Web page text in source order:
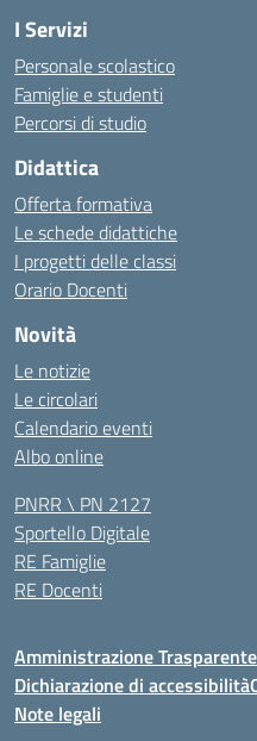
I Servizi
Personale scolastico
Famiglie e studenti
Percorsi di studio
Didattica
Offerta formativa
Le schede didattiche
I progetti delle classi
Orario Docenti
Novità
Le notizie
Le circolari
Calendario eventi
Albo online
PNRR \ PN 2127
Sportello Digitale
RE Famiglie
RE Docenti
Amministrazione Trasparente
Dichiarazione di accessibilità
Note legali